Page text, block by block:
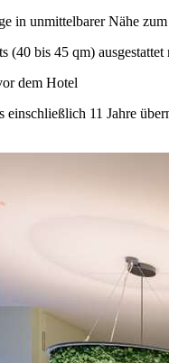
in unmittelbarer Nähe
(40 bis 45 qm)
dem Hotel
einschließlich 11 Jahre